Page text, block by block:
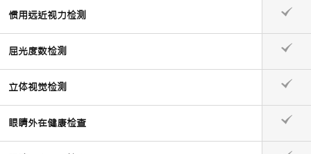
惯用远近视力检测
屈光度数检测
立体视觉检测
眼睛外在健康检查